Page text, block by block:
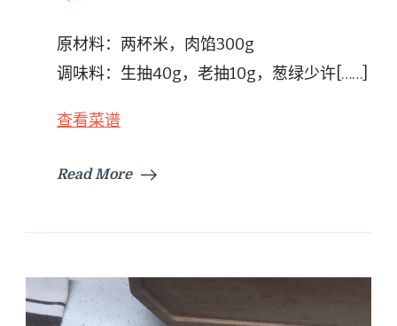
饭
原材料：两杯米，肉馅300g
调味料：生抽40g，老抽10g，葱绿少许[……]
查看菜谱
Read More